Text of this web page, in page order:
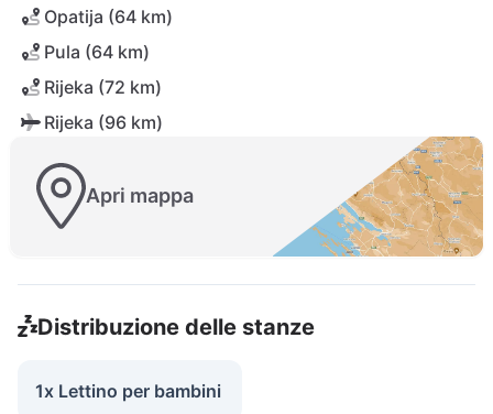
Opatija (64 km)
Pula (64 km)
Rijeka (72 km)
Rijeka (96 km)
Apri mappa
Distribuzione delle stanze
1x Lettino per bambini